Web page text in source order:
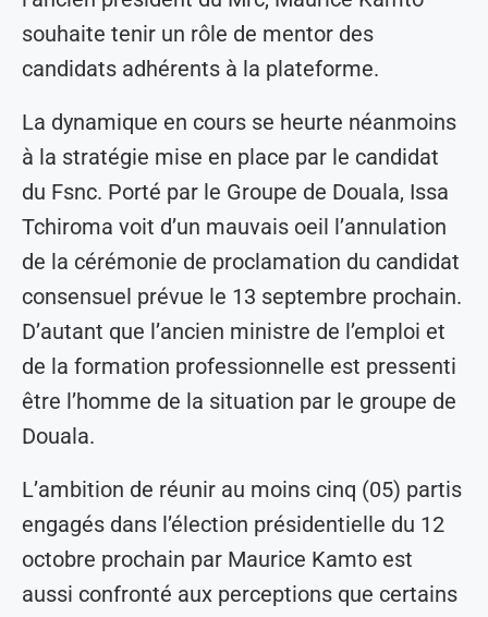
souhaite tenir un rôle de mentor des
candidats adhérents à la plateforme.
La dynamique en cours se heurte néanmoins
à la stratégie mise en place par le candidat
du Fsnc. Porté par le Groupe de Douala, Issa
Tchiroma voit d’un mauvais oeil l’annulation
de la cérémonie de proclamation du candidat
consensuel prévue le 13 septembre prochain.
D’autant que l’ancien ministre de l’emploi et
de la formation professionnelle est pressenti
être l’homme de la situation par le groupe de
Douala.
L’ambition de réunir au moins cinq (05) partis
engagés dans l’élection présidentielle du 12
octobre prochain par Maurice Kamto est
aussi confronté aux perceptions que certains